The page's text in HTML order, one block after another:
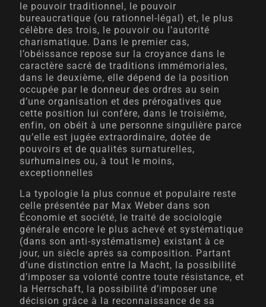
le pouvoir traditionnel, le pouvoir
bureaucratique (ou rationnel-légal) et, le plus
célèbre des trois, le pouvoir ou l’autorité
charismatique. Dans le premier cas,
l’obéissance repose sur la croyance dans le
caractère sacré de traditions immémoriales,
dans le deuxième, elle dépend de la position
occupée par le donneur des ordres au sein
d’une organisation et des prérogatives que
cette position lui confère, dans le troisième,
enfin, on obéit à une personne singulière parce
qu’elle est jugée extraordinaire, dotée de
pouvoirs et de qualités surnaturelles,
surhumaines ou, à tout le moins,
exceptionnelles
La typologie la plus connue et populaire reste
celle présentée par Max Weber dans son
Économie et société, le traité de sociologie
générale encore le plus achevé et systématique
(dans son anti-systématisme) existant à ce
jour, un siècle après sa composition. Partant
d’une distinction entre la Macht, la possibilité
d’imposer sa volonté contre toute résistance, et
la Herrschaft, la possibilité d’imposer une
décision grâce à la reconnaissance de sa